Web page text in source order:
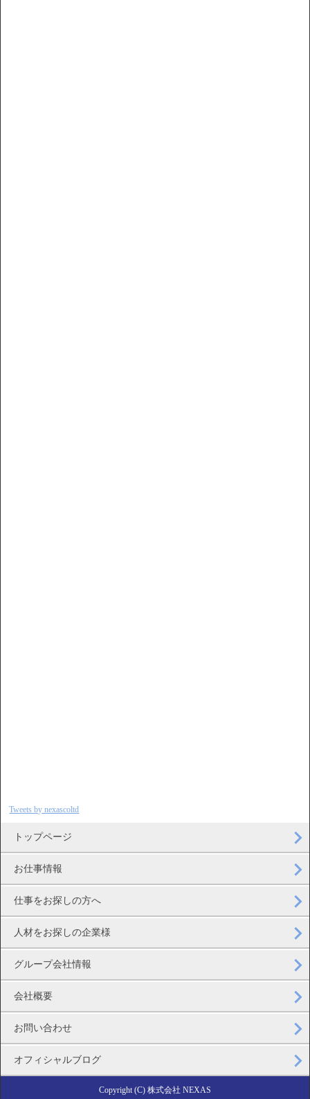
Tweets by nexascoltd
トップページ
お仕事情報
仕事をお探しの方へ
人材をお探しの企業様
グループ会社情報
会社概要
お問い合わせ
オフィシャルブログ
Copyright (C) 株式会社 NEXAS